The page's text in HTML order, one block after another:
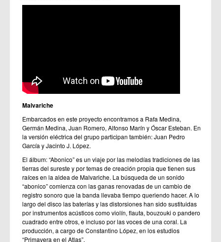
Malvariche
Embarcados en este proyecto encontramos a Rafa Medina,
Germán Medina, Juan Romero, Alfonso Marín y Óscar Esteban. En
la versión eléctrica del grupo participan también: Juan Pedro
García y Jacinto J. López.
El álbum: “Abonico” es un viaje por las melodías tradiciones de las
tierras del sureste y por temas de creación propia que tienen sus
raíces en la aldea de Malvariche. La búsqueda de un sonido
“abonico” comienza con las ganas renovadas de un cambio de
registro sonoro que la banda llevaba tiempo queriendo hacer. A lo
largo del disco las baterías y las distorsiones han sido sustituidas
por instrumentos acústicos como violín, flauta, bouzouki o pandero
cuadrado entre otros, e incluso por las voces de una coral. La
producción, a cargo de Constantino López, en los estudios
“Primavera en el Atlas”.